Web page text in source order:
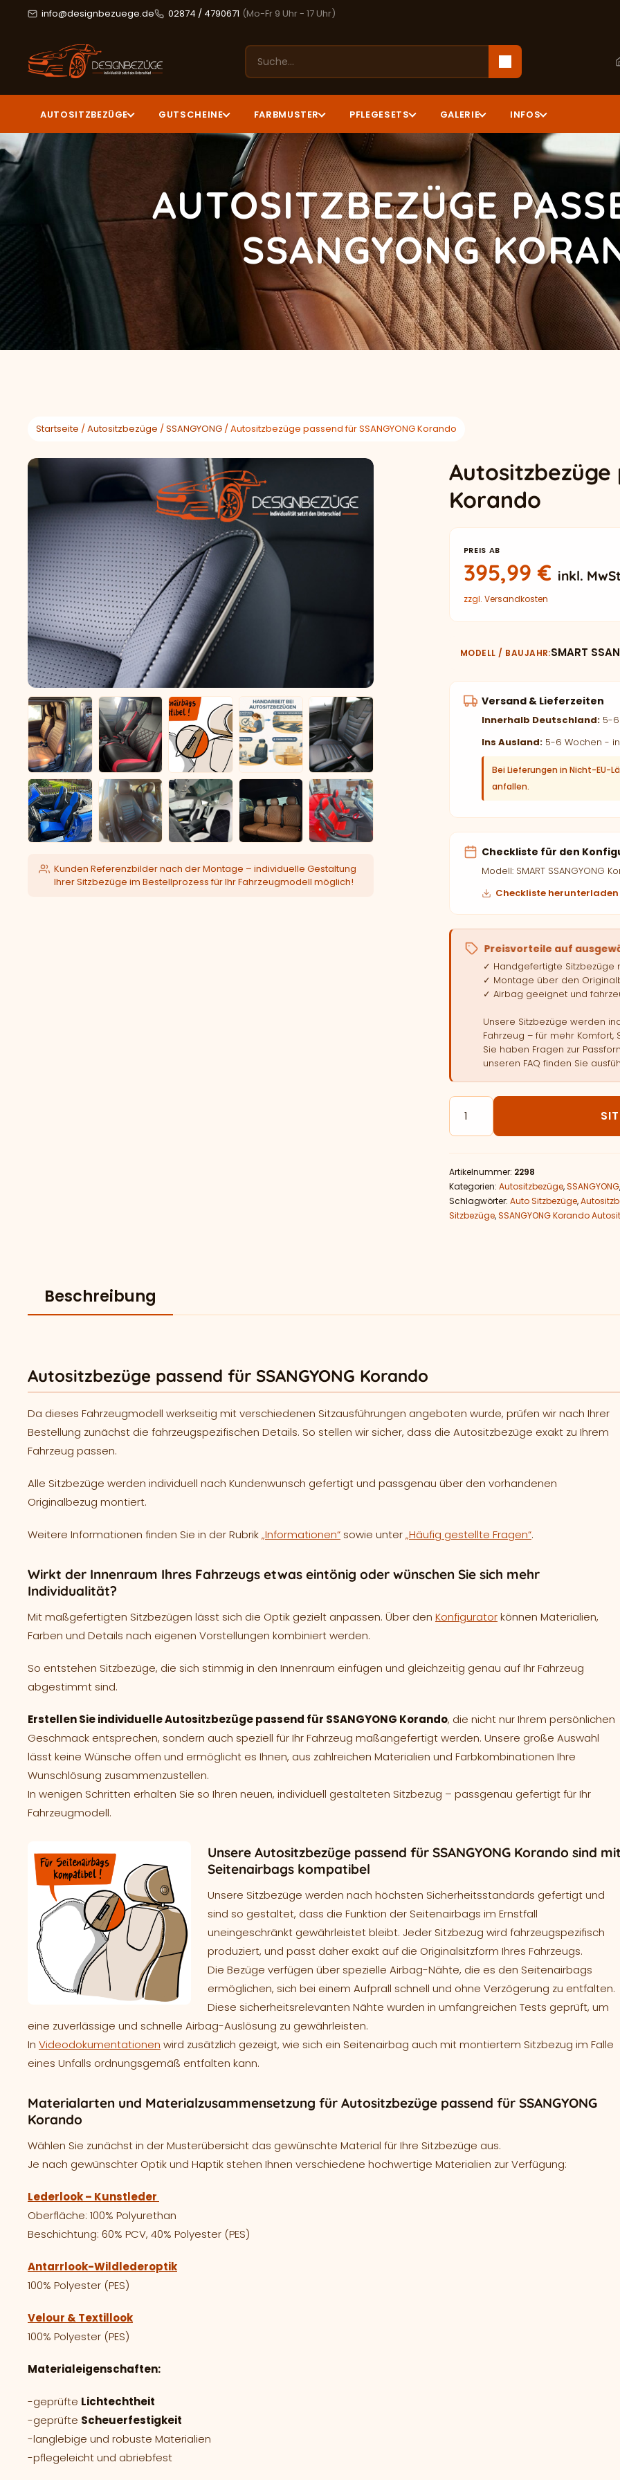
info@designbezuege.de 02874 / 4790671 (Mo-Fr 9 Uhr - 17 Uhr)
AUTOSITZBEZÜGE GUTSCHEINE FARBMUSTER PFLEGESETS GALERIE INFOS
AUTOSITZBEZÜGE
SSANGYONG
Startseite /Autositzbezüge /SSANGYONG / Autositzbezüge passend für SSANGYONG Korando
Kunden Referenzbilder nach der Montage – individuelle Gestaltung
Ihrer Sitzbezüge im Bestellprozess für Ihr Fahrzeugmodell möglich!
Autositzbezüge
Korando
PREIS AB
395,99€ inkl.
zzgl. Versandkosten
MODELL / BAUJAHR SMART
Versand & Lieferzeiten
Innerhalb Deutschland:5-6
Ins Ausland:5-6 Wochen -
Bei Lieferungen in Nicht-EU-
anfallen.
Checkliste für den
Modell: SMART SSANGYONG
Checkliste herunterladen
Preisvorteile auf
✓ Handgefertigte Sitzbezüge
✓ Montage über den
✓ Airbag geeignet und
Unsere Sitzbezüge werden
Fahrzeug – für mehr
Sie haben Fragen zur
unseren FAQ finden Sie
Autositzbezüge passend für
Artikelnummer: 2298
Kategorien: Autositzbezüge,SSANGYONG
Schlagwörter: Auto Sitzbezüge,
Sitzbezüge,SSANGYONG Korando
Beschreibung
Autositzbezüge passend für SSANGYONG Korando
Da dieses Fahrzeugmodell werkseitig mit verschiedenen Sitzausführungen angeboten wurde, prüfen wir nach Ihrer
Bestellung zunächst die fahrzeugspezifischen Details. So stellen wir sicher, dass die Autositzbezüge exakt zu Ihrem
Fahrzeug passen.
Alle Sitzbezüge werden individuell nach Kundenwunsch gefertigt und passgenau über den vorhandenen
Originalbezug montiert.
Weitere Informationen finden Sie in der Rubrik„Informationen“ sowie unter„Häufig gestellte Fragen“.
Wirkt der Innenraum Ihres Fahrzeugs etwas eintönig oder wünschen Sie sich mehr
Individualität?
Mit maßgefertigten Sitzbezügen lässt sich die Optik gezielt anpassen. Über den Konfiguratorkönnen Materialien,
Farben und Details nach eigenen Vorstellungen kombiniert werden.
So entstehen Sitzbezüge, die sich stimmig in den Innenraum einfügen und gleichzeitig genau auf Ihr Fahrzeug
abgestimmt sind.
Erstellen Sie individuelle Autositzbezüge passend für SSANGYONG Korando, die nicht nur Ihrem persönlichen
Geschmack entsprechen, sondern auch speziell für Ihr Fahrzeug maßangefertigt werden. Unsere große Auswahl
lässt keine Wünsche offen und ermöglicht es Ihnen, aus zahlreichen Materialien und Farbkombinationen Ihre
Wunschlösung zusammenzustellen.
In wenigen Schritten erhalten Sie so Ihren neuen, individuell gestalteten Sitzbezug – passgenau gefertigt für Ihr
Fahrzeugmodell.
Unsere Autositzbezüge passend für SSANGYONG Korando sind
Seitenairbags kompatibel
Unsere Sitzbezüge werden nach höchsten Sicherheitsstandards gefertigt und
sind so gestaltet, dass die Funktion der Seitenairbags im Ernstfall
uneingeschränkt gewährleistet bleibt. Jeder Sitzbezug wird fahrzeugspezifisch
produziert, und passt daher exakt auf die Originalsitzform Ihres Fahrzeugs.
Die Bezüge verfügen über spezielle Airbag-Nähte, die es den Seitenairbags
ermöglichen, sich bei einem Aufprall schnell und ohne Verzögerung zu entfalten.
Diese sicherheitsrelevanten Nähte wurden in umfangreichen Tests geprüft, um
eine zuverlässige und schnelle Airbag-Auslösung zu gewährleisten.
In Videodokumentationen wird zusätzlich gezeigt, wie sich ein Seitenairbag auch mit montiertem Sitzbezug im Falle
eines Unfalls ordnungsgemäß entfalten kann.
Materialarten und Materialzusammensetzung für Autositzbezüge passend für SSANGYONG
Korando
Wählen Sie zunächst in der Musterübersicht das gewünschte Material für Ihre Sitzbezüge aus.
Je nach gewünschter Optik und Haptik stehen Ihnen verschiedene hochwertige Materialien zur Verfügung:
Lederlook – Kunstleder
Oberfläche: 100% Polyurethan
Beschichtung: 60% PCV, 40% Polyester (PES)
Antarrlook-Wildlederoptik
100% Polyester (PES)
Velour & Textillook
100% Polyester (PES)
Materialeigenschaften:
-geprüfte Lichtechtheit
-geprüfte Scheuerfestigkeit
-langlebige und robuste Materialien
-pflegeleicht und abriebfest